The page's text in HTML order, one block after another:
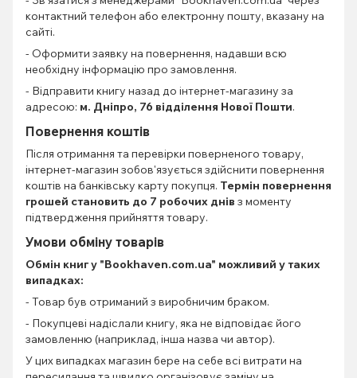
контактний телефон або електронну пошту, вказану на
сайті.
- Оформити заявку на повернення, надавши всю
необхідну інформацію про замовлення.
- Відправити книгу назад до інтернет-магазину за
адресою: м. Дніпро, 76 відділення Нової Пошти.
Повернення коштів
Після отримання та перевірки поверненого товару,
інтернет-магазин зобов'язується здійснити повернення
коштів на банківську карту покупця. Термін повернення
грошей становить до 7 робочих днів з моменту
підтвердження прийняття товару.
Умови обміну товарів
Обмін книгу "Bookhaven.com.ua" можливий у таких
випадках:
- Товар був отриманий з виробничим браком.
- Покупцеві надіслали книгу, яка не відповідає його
замовленню (наприклад, інша назва чи автор).
У цих випадках магазин бере на себе всі витрати на